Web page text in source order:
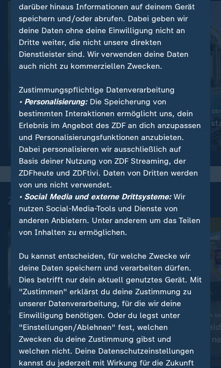
Nachrichten | heute 19:00 Uhr
Trotz Krieg:
Leihmutterschaft in der
Ukraine
Video1:38
Nachrichten | heute
Schwimmbad
Video1:49
Zuletzt auf ZDFheute veröffentlicht
Liveblog
Russland greift die Ukraine an:
Aktuelles zum Krieg in der
Ukraine
FAQ
Türkei, Saudi-Arabien
"Mekka"-
Das steckt im
Abkommen
mit Video17:01
darüber hinaus Informationen auf deinem Gerät
speichern und/oder abrufen. Dabei geben wir
deine Daten ohne deine Einwilligung nicht an
Dritte weiter, die nicht unsere direkten
Dienstleister sind. Wir verwenden deine Daten
auch nicht zu kommerziellen Zwecken.
Zustimmungspflichtige Datenverarbeitung
• Personalisierung:Die Speicherung von
bestimmten Interaktionen ermöglicht uns, dein
Erlebnis im Angebot des ZDF an dich anzupassen
und Personalisierungsfunktionen anzubieten.
Dabei personalisieren wir ausschließlich auf
Basis deiner Nutzung von ZDF Streaming, der
ZDFheute und ZDFtivi. Daten von Dritten werden
von uns nicht verwendet.
• Social Media und externe Drittsysteme:Wir
nutzen Social-Media-Tools und Dienste von
anderen Anbietern. Unter anderem um das Teilen
von Inhalten zu ermöglichen.
Du kannst entscheiden, für welche Zwecke wir
deine Daten speichern und verarbeiten dürfen.
Dies betrifft nur dein aktuell genutztes Gerät. Mit
"Zustimmen" erklärst du deine Zustimmung zu
unserer Datenverarbeitung, für die wir deine
Einwilligung benötigen. Oder du legst unter
"Einstellungen/Ablehnen" fest, welchen
Zwecken du deine Zustimmung gibst und
welchen nicht. Deine Datenschutzeinstellungen
kannst du jederzeit mit Wirkung für die Zukunft